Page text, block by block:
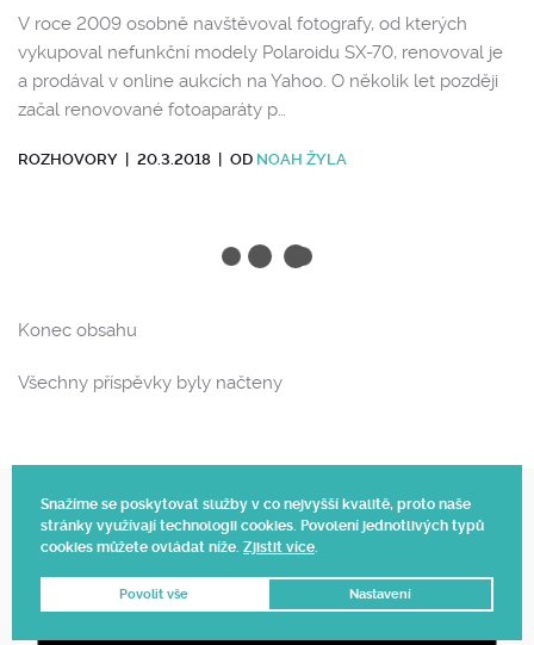
Snažíme se poskytovat služby v co nejvyšší kvalitě, proto naše
stránky využívají technologii cookies. Povolení jednotlivých typů
cookies můžete ovládat níže. Zjistit více.
Povolit vše Nastavení
V roce 2009 osobně navštěvoval fotografy, od kterých
vykupoval nefunkční modely Polaroidu SX-70, renovoval je
a prodával v online aukcích na Yahoo. O několik let později
začal renovované fotoaparáty p…
ROZHOVORY 20.3.2018 OD NOAH ŽYLA
Konec obsahu
Všechny příspěvky byly načteny
Web vytvořil Polagraph
© 2025.